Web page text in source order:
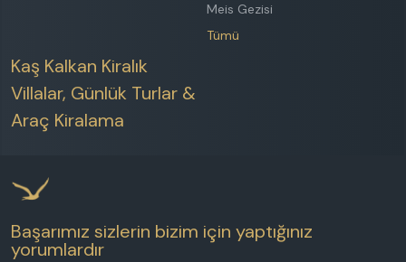
Meis Gezisi
Tümü
Kaş Kalkan Kiralık
Villalar, Günlük Turlar &
Araç Kiralama
Başarımız sizlerin bizim için yaptığınız
yorumlardır